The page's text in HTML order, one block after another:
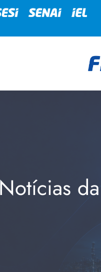
Notícias